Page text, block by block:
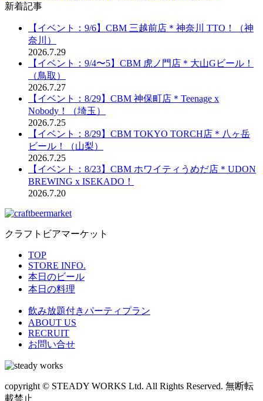
新着記事
【イベント：9/6】CBM 三越前店＊神奈川 TTO！（神
奈川）
2026.7.29
【イベント：9/4〜5】CBM 虎ノ門店＊大山Gビール！
（鳥取）
2026.7.27
【イベント：8/29】CBM 神保町店＊Teenage x
Nobody！（埼玉）
2026.7.25
【イベント：8/29】CBM TOKYO TORCH店＊八ヶ岳
ビール！（山梨）
2026.7.25
【イベント：8/23】CBM ホワイティうめだ店＊UDON
BREWING x ISEKADO！
2026.7.20
クラフトビアマーケット
TOP
STORE INFO.
本日のビール
本日の料理
飲み放題付きパーティプラン
ABOUT US
RECRUIT
お問い合せ
copyright © STEADY WORKS Ltd. All Rights Reserved. 無断転
載禁止